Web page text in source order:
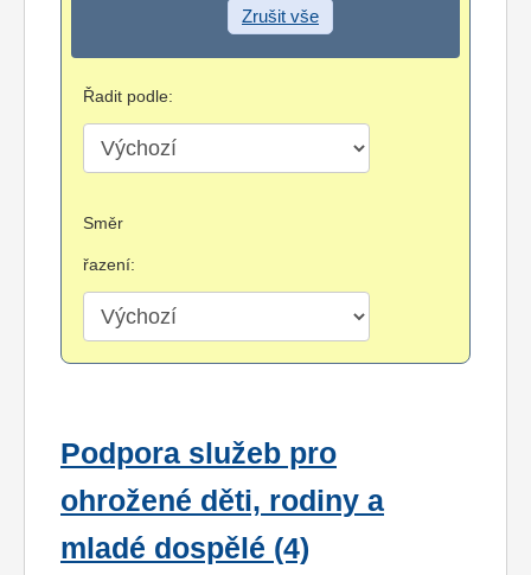
Zrušit vše
Řadit podle:
Směr
řazení:
Podpora služeb pro
ohrožené děti, rodiny a
mladé dospělé (4)